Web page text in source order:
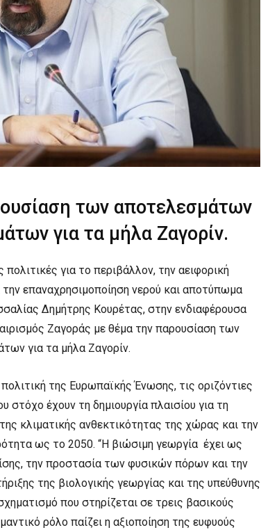
των αποτελεσμάτων
για τα μήλα Ζαγορίν.
για το περιβάλλον, την αειφορική
επαναχρησιμοποίηση νερού και αποτύπωμα
Δημήτρης Κουρέτας, στην ενδιαφέρουσα
Ζαγοράς με θέμα την παρουσίαση των
για τα μήλα Ζαγορίν.
της Ευρωπαϊκής Ένωσης, τις οριζόντιες
έχουν τη δημιουργία πλαισίου για τη
κλιματικής ανθεκτικότητας της χώρας και την
ως το 2050. “Η βιώσιμη γεωργία έχει ως
την προστασία των φυσικών πόρων και την
της βιολογικής γεωργίας και της υπεύθυνης
που στηρίζεται σε τρεις βασικούς
ρόλο παίζει η αξιοποίηση της ευφυούς